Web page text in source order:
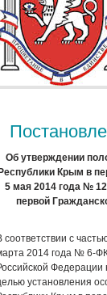
Об утверждении
Республики Крым в
5 мая 2014 года №
первой
соответствии с
2014 года № 6-
установления